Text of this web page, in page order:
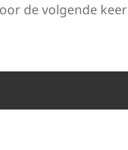
de volgende keer